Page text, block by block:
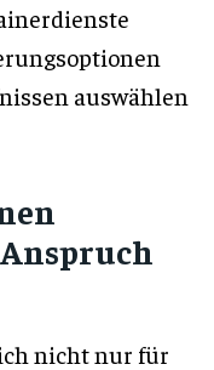
auswählen
nicht nur für